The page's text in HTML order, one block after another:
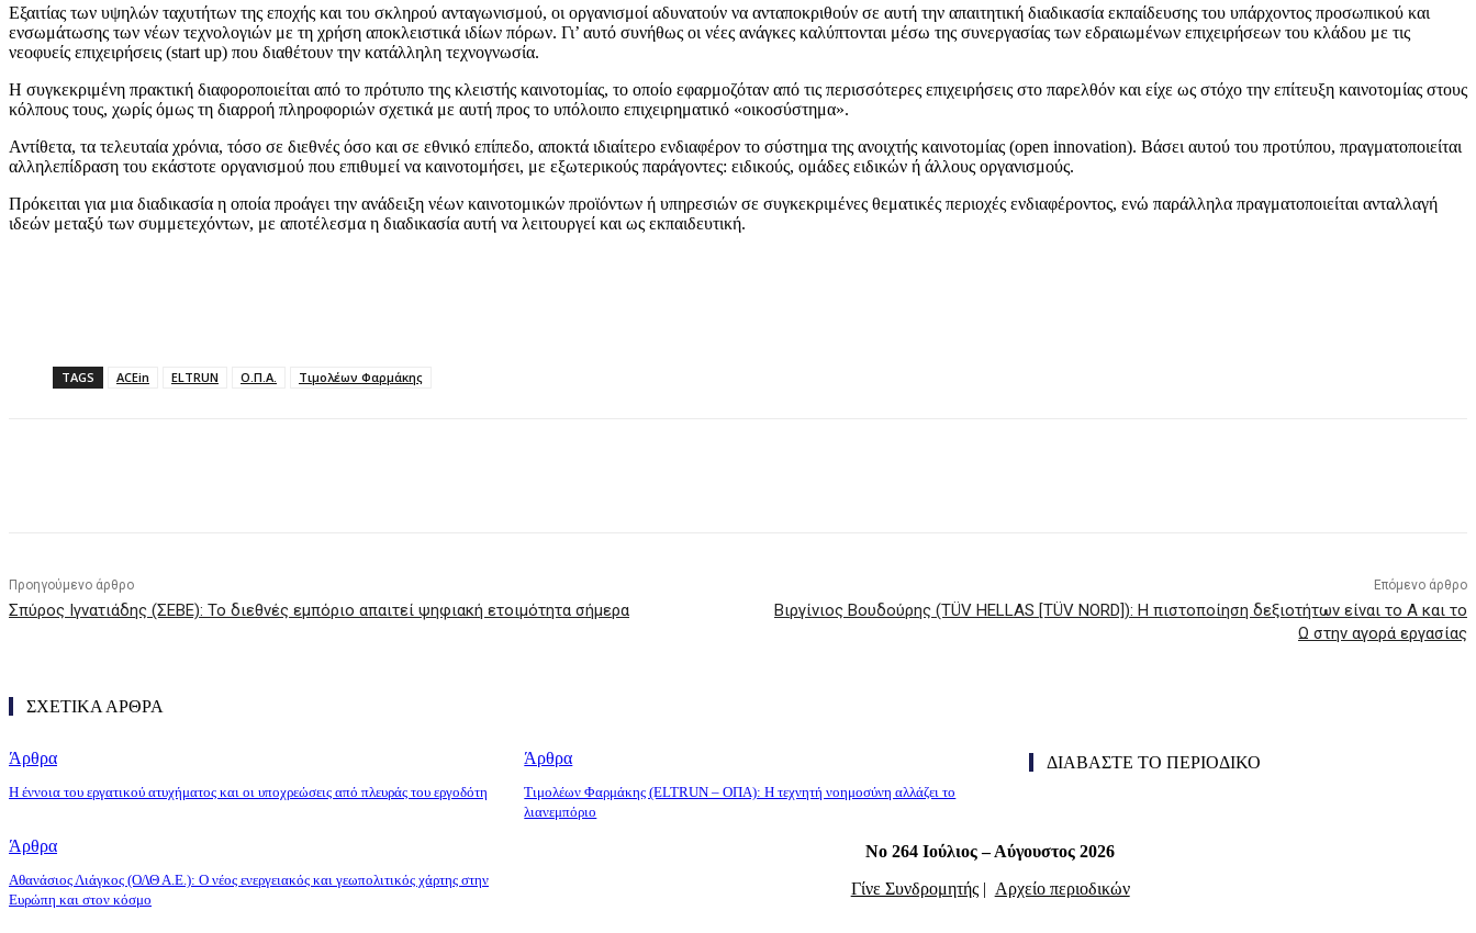
Εξαιτίας των υψηλών ταχυτήτων της εποχής και του σκληρού ανταγωνισμού, οι οργανισμοί αδυνατούν να ανταποκριθούν σε αυτή την απαιτητική διαδικασία εκπαίδευσης του υπάρχοντος προσωπικού και
ενσωμάτωσης των νέων τεχνολογιών με τη χρήση αποκλειστικά ιδίων πόρων. Γι’ αυτό συνήθως οι νέες ανάγκες καλύπτονται μέσω της συνεργασίας των εδραιωμένων επιχειρήσεων του κλάδου με τις
νεοφυείς επιχειρήσεις (start up) που διαθέτουν την κατάλληλη τεχνογνωσία.
Η συγκεκριμένη πρακτική διαφοροποιείται από το πρότυπο της κλειστής καινοτομίας, το οποίο εφαρμοζόταν από τις περισσότερες επιχειρήσεις στο παρελθόν και είχε ως στόχο την επίτευξη καινοτομίας στους
κόλπους τους, χωρίς όμως τη διαρροή πληροφοριών σχετικά με αυτή προς το υπόλοιπο επιχειρηματικό «οικοσύστημα».
Αντίθετα, τα τελευταία χρόνια, τόσο σε διεθνές όσο και σε εθνικό επίπεδο, αποκτά ιδιαίτερο ενδιαφέρον το σύστημα της ανοιχτής καινοτομίας (open innovation). Βάσει αυτού του προτύπου, πραγματοποιείται
αλληλεπίδραση του εκάστοτε οργανισμού που επιθυμεί να καινοτομήσει, με εξωτερικούς παράγοντες: ειδικούς, ομάδες ειδικών ή άλλους οργανισμούς.
Πρόκειται για μια διαδικασία η οποία προάγει την ανάδειξη νέων καινοτομικών προϊόντων ή υπηρεσιών σε συγκεκριμένες θεματικές περιοχές ενδιαφέροντος, ενώ παράλληλα πραγματοποιείται ανταλλαγή
ιδεών μεταξύ των συμμετεχόντων, με αποτέλεσμα η διαδικασία αυτή να λειτουργεί και ως εκπαιδευτική.
TAGS ACEin ELTRUN Ο.Π.Α. Τιμολέων Φαρμάκης
Προηγούμενο άρθρο
Σπύρος Ιγνατιάδης (ΣΕΒΕ): Το διεθνές εμπόριο απαιτεί ψηφιακή ετοιμότητα σήμερα
Επόμενο άρθρο
Βιργίνιος Βουδούρης (TÜV HELLAS [TÜV NORD]): Η πιστοποίηση δεξιοτήτων είναι το Α και το
Ω στην αγορά εργασίας
ΣΧΕΤΙΚΑ ΑΡΘΡΑ
Άρθρα
Η έννοια του εργατικού ατυχήματος και οι υποχρεώσεις από πλευράς του εργοδότη
Άρθρα
Τιμολέων Φαρμάκης (ELTRUN – ΟΠΑ): Η τεχνητή νοημοσύνη αλλάζει το
λιανεμπόριο
Άρθρα
Αθανάσιος Λιάγκος (ΟΛΘ Α.Ε.): Ο νέος ενεργειακός και γεωπολιτικός χάρτης στην
Ευρώπη και στον κόσμο
ΔΙΑΒΑΣΤΕ ΤΟ ΠΕΡΙΟΔΙΚΟ
Νο 264 Ιούλιος – Αύγουστος 2026
Γίνε Συνδρομητής| Αρχείο περιοδικών